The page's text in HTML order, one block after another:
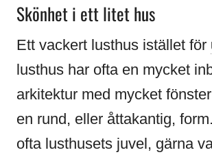
Skönhet i ett litet hus
Ett vackert lusthus istället för
lusthus har ofta en mycket
arkitektur med mycket
en rund, eller åttakantig,
ofta lusthusets juvel, gärna